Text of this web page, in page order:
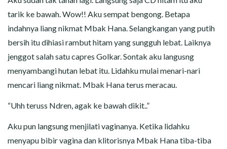
tarik ke bawah. Wow!! Aku sempat bengong. Betapa
indahnya liang nikmat Mbak Hana. Selangkangan yang putih
bersih itu dihiasi rambut hitam yang sungguh lebat. Laiknya
jenggot salah satu capres Golkar. Sontak aku langusng
menyambangi hutan lebat itu. Lidahku mulai menari-nari
mencari liang nikmat. Mbak Hana terus meracau.
“Uhh teruss Ndren, agak ke bawah dikit..”
Aku pun langsung menjilati vaginanya. Ketika lidahku
menyapu bibir vagina dan klitorisnya Mbak Hana tiba-tiba